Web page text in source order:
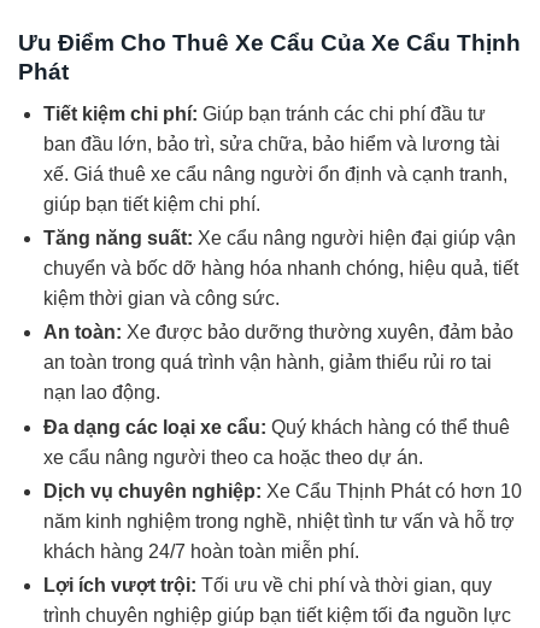
Ưu Điểm Cho Thuê Xe Cẩu Của Xe Cẩu Thịnh
Phát
Tiết kiệm chi phí: Giúp bạn tránh các chi phí đầu tư
ban đầu lớn, bảo trì, sửa chữa, bảo hiểm và lương tài
xế. Giá thuê xe cẩu nâng người ổn định và cạnh tranh,
giúp bạn tiết kiệm chi phí.
Tăng năng suất: Xe cẩu nâng người hiện đại giúp vận
chuyển và bốc dỡ hàng hóa nhanh chóng, hiệu quả, tiết
kiệm thời gian và công sức.
An toàn: Xe được bảo dưỡng thường xuyên, đảm bảo
an toàn trong quá trình vận hành, giảm thiểu rủi ro tai
nạn lao động.
Đa dạng các loại xe cẩu: Quý khách hàng có thể thuê
xe cẩu nâng người theo ca hoặc theo dự án.
Dịch vụ chuyên nghiệp: Xe Cẩu Thịnh Phát có hơn 10
năm kinh nghiệm trong nghề, nhiệt tình tư vấn và hỗ trợ
khách hàng 24/7 hoàn toàn miễn phí.
Lợi ích vượt trội: Tối ưu về chi phí và thời gian, quy
trình chuyên nghiệp giúp bạn tiết kiệm tối đa nguồn lực